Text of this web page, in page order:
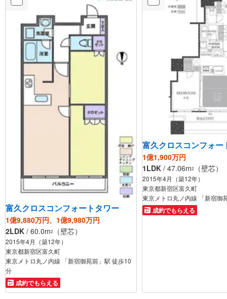
富久クロスコンフォートタワー
1億9,880万円、1億9,980万円
2LDK / 60.0m2 （壁芯）
2015年4月（築12年）
東京都新宿区富久町
東京メトロ丸ノ内線 「新宿御苑前」駅 徒歩10
分
成約でもらえる
富久クロスコンフォー
1億1,900万円
1LDK / 47.06m2 （壁芯）
2015年4月（築12年）
東京都新宿区富久町
東京メトロ丸ノ内線 「新宿御
成約でもらえる